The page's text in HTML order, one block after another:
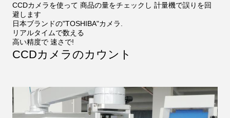
CCDカメラを使って 商品の量をチェックし 計量機で誤りを回
避します
日本ブランドの"TOSHIBA"カメラ.
リアルタイムで数える
高い精度で 速さで!
CCDカメラのカウント